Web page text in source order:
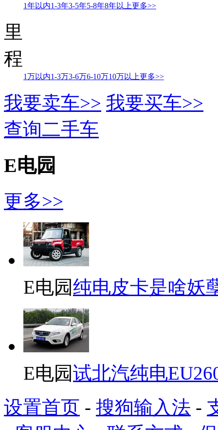
1年以内1-3年3-5年5-8年8年以上更多>>
里
程
1万以内1-3万3-6万6-10万10万以上更多>>
我要卖车>> 我要买车>>
查询二手车
E电园
更多>>
E电园纯电皮卡是啥妖
E电园试北汽纯电
设置首页 - 搜狗输入法 -